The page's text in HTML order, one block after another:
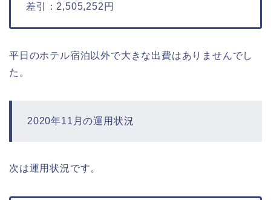
差引：2,505,252円
平日のホテル宿泊以外で大きな出費はありませんでし
た。
2020年11月の運用状況
次は運用状況です。